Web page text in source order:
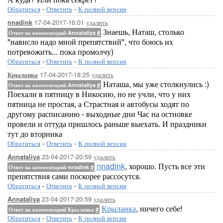
Обратиться - Ответить - К полной версии
nnadink 17-04-2017-16:01 удалить
Ответ на комментарий Annataliya # Знаешь, Наташ, столько
"нависло надо мной препятствий", что боюсь их
потревожить... пока промолчу)
Обратиться - Ответить - К полной версии
Крыланка 17-04-2017-18:25 удалить
Ответ на комментарий Annataliya # Наташа, мы уже столкнулись :)
Поехали в пятницу в Никосию, но не учли, что у них
пятница не простая, а Страстная и автобусы ходят по
другому расписанию - выходные дни Час на остновке
провели и оттуда пришлось раньше выехать. И праздники
тут до вторника
Обратиться - Ответить - К полной версии
Annataliya 23-04-2017-20:59 удалить
Ответ на комментарий nnadink # nnadink, хорошо. Пусть все эти
препятствия сами поскорее рассосутся.
Обратиться - Ответить - К полной версии
Annataliya 23-04-2017-20:59 удалить
Ответ на комментарий Крыланка # Крыланка, ничего себе!
Обратиться - Ответить - К полной версии